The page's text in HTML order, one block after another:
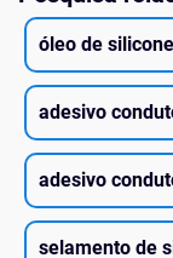
óleo de silicone
adesivo
adesivo
selamento de